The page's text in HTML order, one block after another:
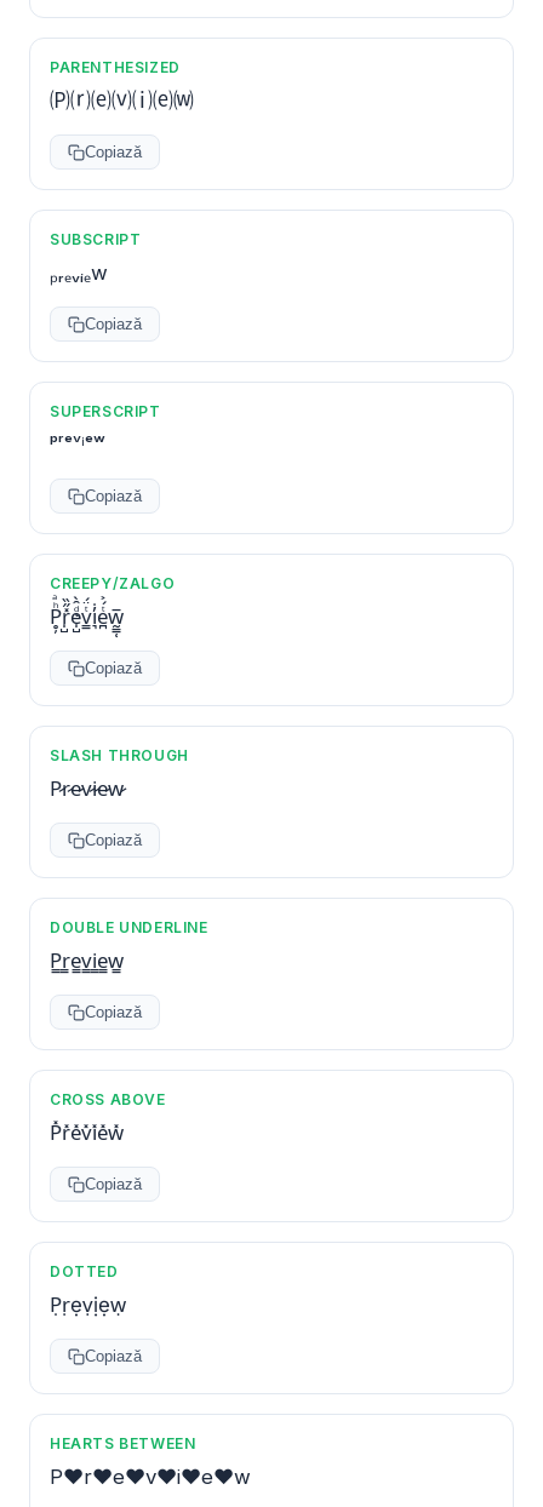
PARENTHESIZED
🄟⒭⒠⒱⒤⒠⒲
Copiază
SUBSCRIPT
ₚᵣₑᵥᵢₑw
Copiază
SUPERSCRIPT
ᵖʳᵉᵛⁱᵉʷ
Copiază
CREEPY/ZALGO
P̥̦ͪͣr̩̺̽̋̏e̩̺ͩ̑̀ͅv̳ͭ̈́i͉̓̇e̪ͭ́͐w̰͇̜̅
Copiază
SLASH THROUGH
P̷r̷e̷v̷i̷e̷w̷
Copiază
DOUBLE UNDERLINE
P̳r̳e̳v̳i̳e̳w̳
Copiază
CROSS ABOVE
P̽r̽e̽v̽i̽e̽w̽
Copiază
DOTTED
P̣ṛẹṿịẹẉ
Copiază
HEARTS BETWEEN
P♥r♥e♥v♥i♥e♥w